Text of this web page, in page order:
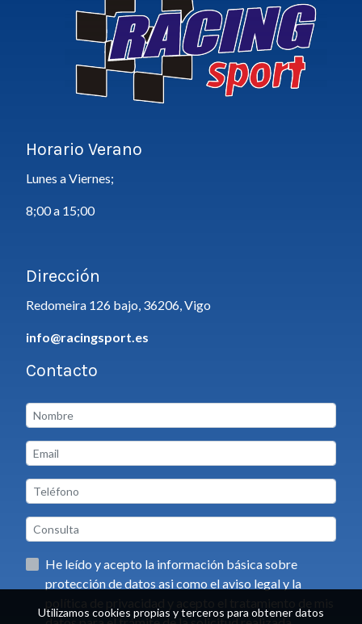
Horario Verano
Lunes a Viernes;
8;00 a 15;00
Dirección
Redomeira 126 bajo, 36206, Vigo
info@racingsport.es
Contacto
He leído y acepto la información básica sobre
protección de datos asi como el aviso legal y la
Utilizamos cookies propias y terceros para obtener datos